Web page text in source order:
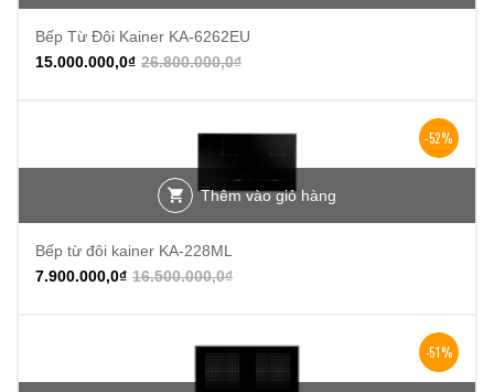
Bếp Từ Đôi Kainer KA-6262EU
26.800.000,0₫
15.000.000,0₫
-52%
Thêm vào giỏ hàng
Bếp từ đôi kainer KA-228ML
16.500.000,0₫
7.900.000,0₫
-51%